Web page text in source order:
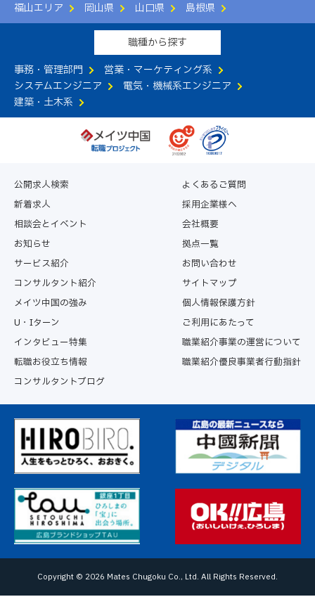
福山エリア
岡山県 山口県 島根県
職種から探す
事務・管理部門
営業・マーケティング系
システムエンジニア
電気・機械系エンジニア
建築・土木系
公開求人検索
新着求人
相談会とイベント
お知らせ
サービス紹介
コンサルタント紹介
メイツ中国の強み
U・Iターン
インタビュー特集
転職お役立ち情報
コンサルタントブログ
よくあるご質問
採用企業様へ
会社概要
拠点一覧
お問い合わせ
サイトマップ
個人情報保護方針
ご利用にあたって
職業紹介事業の運営について
職業紹介優良事業者行動指針
Copyright © 2026 Mates Chugoku Co., Ltd. All Rights Reserved.